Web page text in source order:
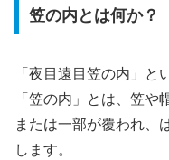
笠の内とは何か？
「夜目遠目笠の内」と
「笠の内」とは、笠
または一部が覆われ、
します。